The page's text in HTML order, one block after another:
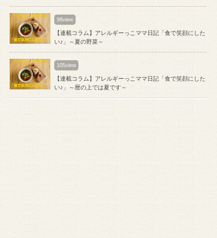
98view
【連載コラム】アレルギーっこママ日記「食で笑顔にした
い♪」～夏の野菜～
105view
【連載コラム】アレルギーっこママ日記「食で笑顔にした
い♪」～暦の上では夏です～